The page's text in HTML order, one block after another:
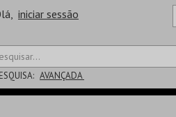
iniciar sessão
AVANÇADA